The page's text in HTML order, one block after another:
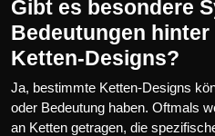
Gibt es besondere
Bedeutungen
Ketten-Designs?
Ja, bestimmte Ketten-Designs
oder Bedeutung haben. Oftmals
an Ketten getragen, die